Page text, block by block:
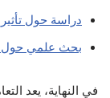
دراسة حول
بحث علمي حول
في النهاية، يعد